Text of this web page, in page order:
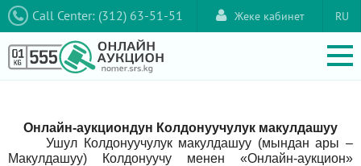
Call Center: (312) 63-51-51 RU
Жеке кабинет
Онлайн-аукциондун Колдонуучулук макулдашуу
Ушул Колдонуучулук макулдашуу (мындан ары –
Макулдашуу) Колдонуучу менен «Онлайн-аукцион»